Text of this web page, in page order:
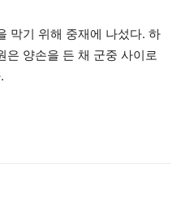
막기 위해 중재에 나섰다. 하
은 양손을 든 채 군중 사이로